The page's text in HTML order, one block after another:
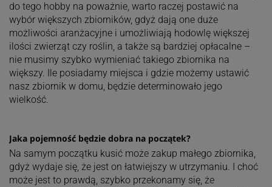
do tego hobby na poważnie, warto raczej postawić na
wybór większych zbiorników, gdyż dają one duże
możliwości aranżacyjne i umożliwiają hodowlę większej
ilości zwierząt czy roślin, a także są bardziej opłacalne –
nie musimy szybko wymieniać takiego zbiornika na
większy. Ile posiadamy miejsca i gdzie możemy ustawić
nasz zbiornik w domu, będzie determinowało jego
wielkość.
Jaka pojemność będzie dobra na początek?
Na samym początku kusić może zakup małego zbiornika,
gdyż wydaje się, że jest on łatwiejszy w utrzymaniu. I choć
może jest to prawdą, szybko przekonamy się, że